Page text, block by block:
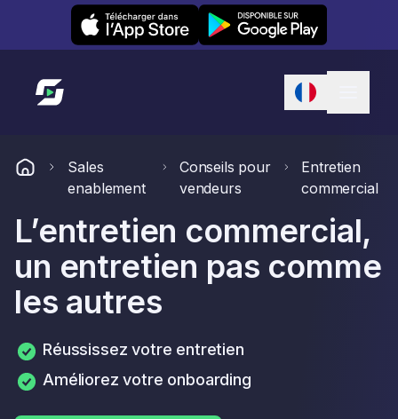
Leexi on iOS Leexi on Android
Lien vers l'accueil
Sales
enablement
Conseils pour
vendeurs
Entretien
commercial
L’entretien commercial,
un entretien pas comme
les autres
Réussissez votre entretien
Améliorez votre onboarding